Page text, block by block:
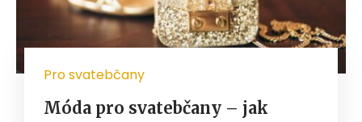
Pro svatebčany
Móda pro svatebčany – jak